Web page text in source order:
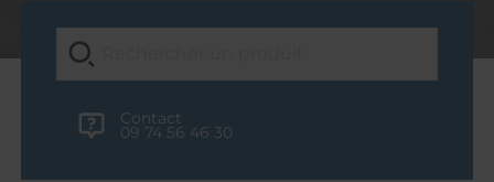
Contact
09 74 56 46 30